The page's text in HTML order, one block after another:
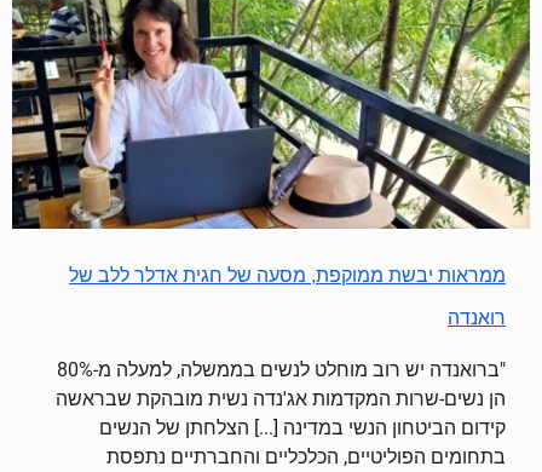
ממראות יבשת ממוקפת, מסעה של חגית אדלר ללב של
רואנדה
"ברואנדה יש רוב מוחלט לנשים בממשלה, למעלה מ-80%
הן נשים-שרות המקדמות אג'נדה נשית מובהקת שבראשה
קידום הביטחון הנשי במדינה [...] הצלחתן של הנשים
בתחומים הפוליטיים, הכלכליים והחברתיים נתפסת